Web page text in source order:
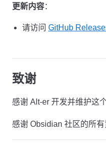
更新内容：
请访问 GitHub
致谢
感谢 Alt-er 开发并维护这
感谢 Obsidian 社区的所有